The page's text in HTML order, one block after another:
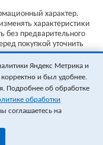
характер.
характеристики
без предварительного
покупкой уточнить
(ст.435 ГК РФ).
у менеджера.
Яндекс Метрика и
корректно и был удобнее.
Подробнее об обработке
обработки
соглашаетесь на